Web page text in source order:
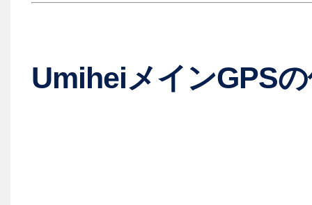
UmiheiメインGPS